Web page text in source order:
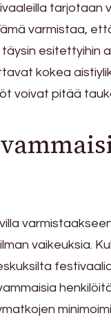
tarjotaan
varmistaa,
esitettyihin
kokea
voivat pitää
vaikeuksia.